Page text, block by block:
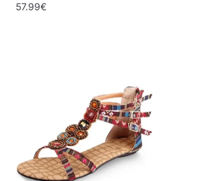
57.99€